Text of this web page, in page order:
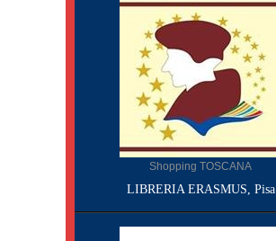
Shopping TOSCANA
LIBRERIA ERASMUS, Pisa